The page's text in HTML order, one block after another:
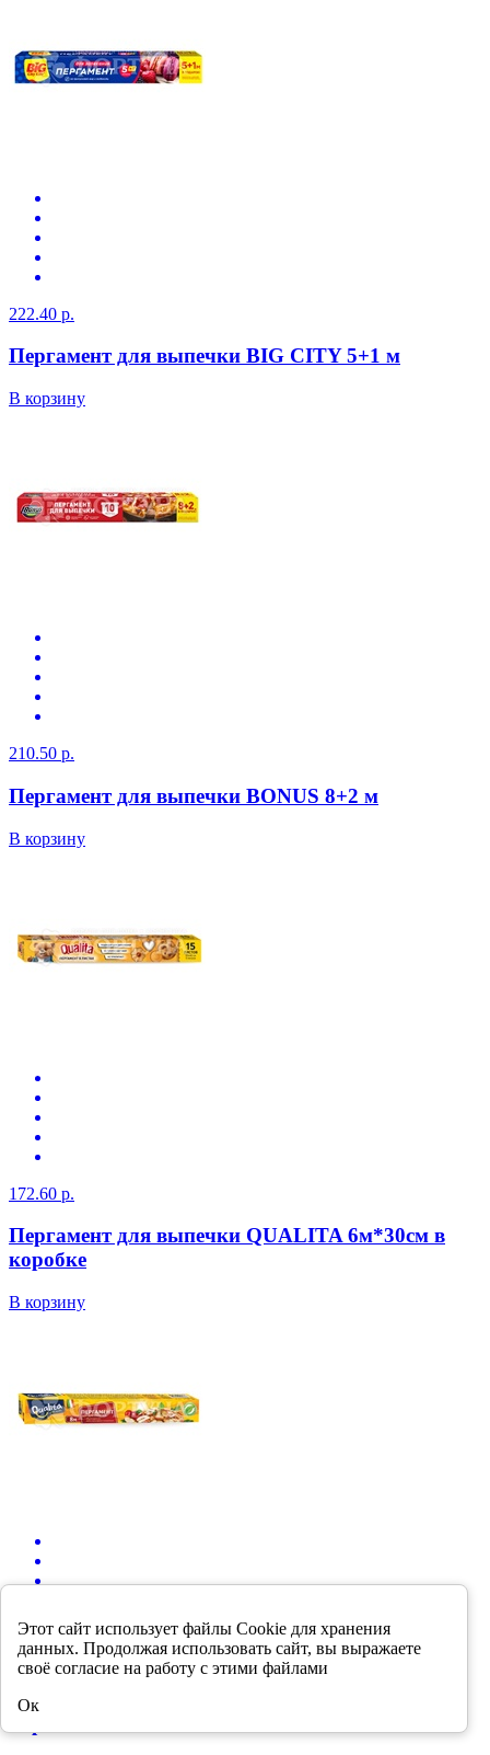
Этот сайт использует файлы Cookie для хранения
данных. Продолжая использовать сайт, вы выражаете
своё согласие на работу с этими файлами
Ок
222.40 р.
Пергамент для выпечки BIG CITY 5+1 м
В корзину
210.50 р.
Пергамент для выпечки BONUS 8+2 м
В корзину
172.60 р.
Пергамент для выпечки QUALITA 6м*30см в
коробке
В корзину
207.90 р.
Пергамент для выпечки QUALITA 30 см 8м в